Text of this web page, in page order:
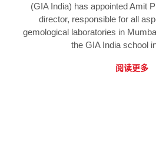
(GIA India) has appointed Amit
director, responsible for all
gemological laboratories in
the GIA India school
阅读更多